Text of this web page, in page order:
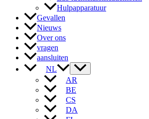
Hulpapparatuur
Gevallen
Nieuws
Over ons
vragen
aansluiten
NL
AR
BE
CS
DA